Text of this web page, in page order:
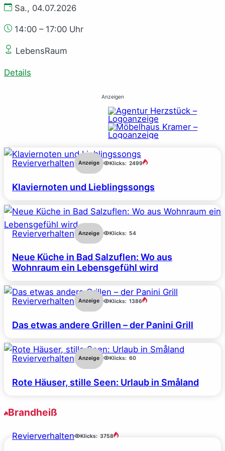
Sa., 04.07.2026
14:00 – 17:00 Uhr
LebensRaum
Details
Anzeigen
Revierverhalten Anzeige Klicks: 2499
Klaviernoten und Lieblingssongs
Revierverhalten Anzeige Klicks: 54
Neue Küche in Bad Salzuflen: Wo aus
Wohnraum ein Lebensgefühl wird
Revierverhalten Anzeige Klicks: 1386
Das etwas andere Grillen – der Panini Grill
Revierverhalten Anzeige Klicks: 60
Rote Häuser, stille Seen: Urlaub in Småland
Brandheiß
Revierverhalten Klicks: 3758